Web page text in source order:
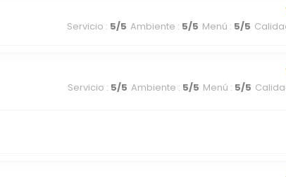
Servicio : 5/5 Ambiente : 5/5 Menú : 5/5
Servicio : 5/5 Ambiente : 5/5 Menú : 5/5